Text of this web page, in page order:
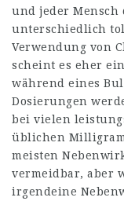
und jeder
unterschiedlich
Verwendung von
scheint es eher
während eines
Dosierungen
bei vielen
üblichen
meisten
vermeidbar, aber
irgendeine